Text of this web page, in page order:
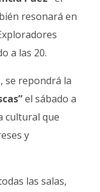
resonará en
a las 20.
se repondrá la
el sábado a
cultural que
y
las salas,